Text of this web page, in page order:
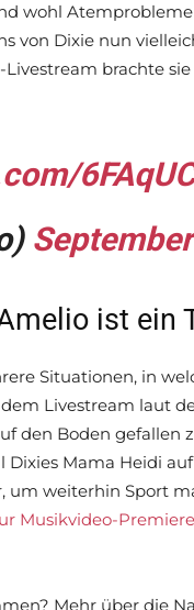
wohl
von Dixie nun
brachte
ist ein
Situationen, in
Livestream laut
den Boden gefallen
Dixies Mama Heidi
weiterhin Sport
Musikvideo-
Mehr über die